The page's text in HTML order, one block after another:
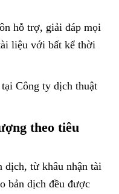
hỗ trợ, giải đáp mọi
liệu với bất kể thời
Công ty dịch thuật
theo tiêu
dịch, từ khâu nhận tài
bản dịch đều được